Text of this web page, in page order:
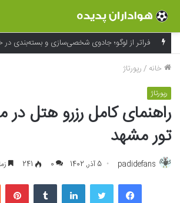
خانه /رپورتاژ
رپورتاژ
راهنمای کامل رزرو هتل در
تور مشهد
padidefans 5 آذر, 1402 0
241
فیسبوک لینکداین